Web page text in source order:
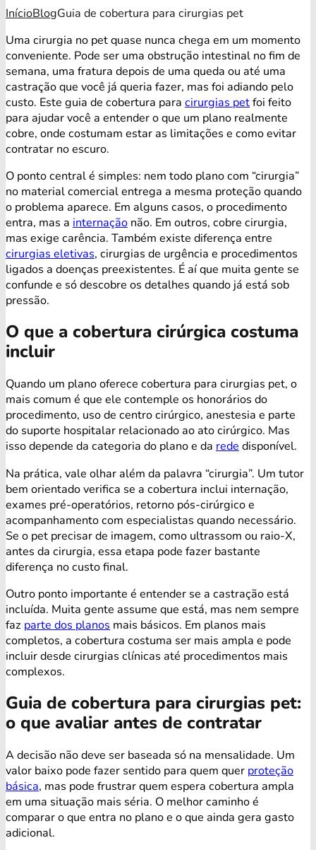
InícioBlogGuia de cobertura para cirurgias pet
Uma cirurgia no pet quase nunca chega em um momento
conveniente. Pode ser uma obstrução intestinal no fim de
semana, uma fratura depois de uma queda ou até uma
castração que você já queria fazer, mas foi adiando pelo
custo. Este guia de cobertura para cirurgias petfoi feito
para ajudar você a entender o que um plano realmente
cobre, onde costumam estar as limitações e como evitar
contratar no escuro.
O ponto central é simples: nem todo plano com “cirurgia”
no material comercial entrega a mesma proteção quando
o problema aparece. Em alguns casos, o procedimento
entra, mas a internação não. Em outros, cobre cirurgia,
mas exige carência. Também existe diferença entre
cirurgias eletivas, cirurgias de urgência e procedimentos
ligados a doenças preexistentes. É aí que muita gente se
confunde e só descobre os detalhes quando já está sob
pressão.
O que a cobertura cirúrgica costuma
incluir
Quando um plano oferece cobertura para cirurgias pet, o
mais comum é que ele contemple os honorários do
procedimento, uso de centro cirúrgico, anestesia e parte
do suporte hospitalar relacionado ao ato cirúrgico. Mas
isso depende da categoria do plano e da rede disponível.
Na prática, vale olhar além da palavra “cirurgia”. Um tutor
bem orientado verifica se a cobertura inclui internação,
exames pré-operatórios, retorno pós-cirúrgico e
acompanhamento com especialistas quando necessário.
Se o pet precisar de imagem, como ultrassom ou raio-X,
antes da cirurgia, essa etapa pode fazer bastante
diferença no custo final.
Outro ponto importante é entender se a castração está
incluída. Muita gente assume que está, mas nem sempre
faz parte dos planos mais básicos. Em planos mais
completos, a cobertura costuma ser mais ampla e pode
incluir desde cirurgias clínicas até procedimentos mais
complexos.
Guia de cobertura para cirurgias pet:
o que avaliar antes de contratar
A decisão não deve ser baseada só na mensalidade. Um
valor baixo pode fazer sentido para quem quer proteção
básica, mas pode frustrar quem espera cobertura ampla
em uma situação mais séria. O melhor caminho é
comparar o que entra no plano e o que ainda gera gasto
adicional.